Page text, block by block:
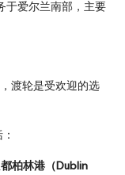
于爱尔兰南部，主要
渡轮是受欢迎的选
都柏林港（Dublin